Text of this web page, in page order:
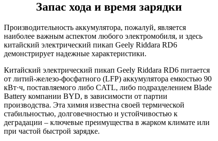
Запас хода и время зарядки
Производительность аккумулятора, пожалуй, является
наиболее важным аспектом любого электромобиля, и здесь
китайский электрический пикап Geely Riddara RD6
демонстрирует надежные характеристики.
Китайский электрический пикап Geely Riddara RD6 питается
от литий-железо-фосфатного (LFP) аккумулятора емкостью 90
кВт·ч, поставляемого либо CATL, либо подразделением Blade
Battery компании BYD, в зависимости от партии
производства. Эта химия известна своей термической
стабильностью, долговечностью и устойчивостью к
деградации – ключевые преимущества в жарком климате или
при частой быстрой зарядке.